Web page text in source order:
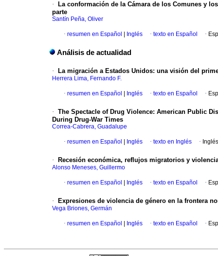
·
La conformación de la Cámara de los Comunes y
parte
Santín Peña, Oliver
· resumen en Español Inglés · texto en Español ·
Análisis de actualidad
· La migración a Estados Unidos: una visión del
Herrera Lima, Fernando F.
· resumen en Español Inglés · texto en Español ·
· The Spectacle of Drug Violence: American Public
During Drug-War Times
Correa-Cabrera, Guadalupe
· resumen en Español Inglés · texto en Inglés ·
· Recesión económica, reflujos migratorios y
Alonso Meneses, Guillermo
· resumen en Español Inglés · texto en Español ·
· Expresiones de violencia de género en la frontera
Vega Briones, Germán
· resumen en Español Inglés · texto en Español ·